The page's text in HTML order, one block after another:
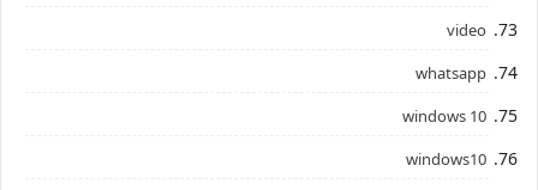
video
whatsapp
windows 10
windows10